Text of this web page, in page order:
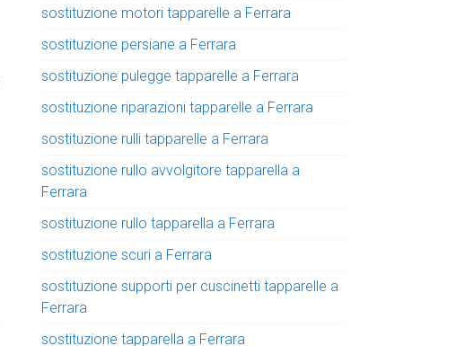
sostituzione motori tapparelle a Ferrara
sostituzione persiane a Ferrara
sostituzione pulegge tapparelle a Ferrara
sostituzione riparazioni tapparelle a Ferrara
sostituzione rulli tapparelle a Ferrara
sostituzione rullo avvolgitore tapparella a
Ferrara
sostituzione rullo tapparella a Ferrara
sostituzione scuri a Ferrara
sostituzione supporti per cuscinetti tapparelle a
Ferrara
sostituzione tapparella a Ferrara